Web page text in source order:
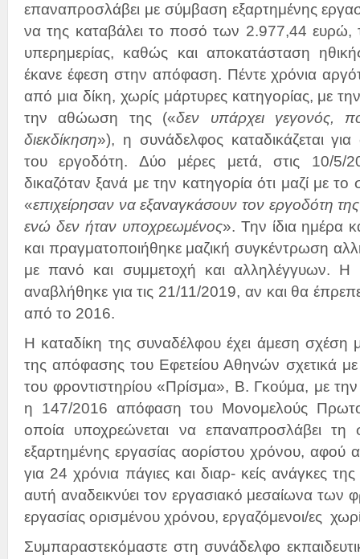
επαναπροσλάβει με σύμβαση εξαρτημένης
να της καταβάλει το ποσό των 2.977,44 ευρώ,
υπερημερίας, καθώς και αποκατάσταση
έκανε έφεση στην απόφαση. Πέντε χρόνια
από μια δίκη, χωρίς μάρτυρες κατηγορίας, με την
την αθώωση της («δεν υπάρχει γεγονός,
διεκδίκηση»), η συνάδελφος καταδικάζεται
του εργοδότη. Δύο μέρες μετά, στις 10/5/
δικαζόταν ξανά με την κατηγορία ότι μαζί με
«επιχείρησαν να εξαναγκάσουν τον εργοδότη
ενώ δεν ήταν υποχρεωμένος». Την ίδια ημέρα
και πραγματοποιήθηκε μαζική συγκέντρωση
με πανό και συμμετοχή και αλληλέγγυων. Η
αναβλήθηκε για τις 21/11/2019, αν και θα
από το 2016.
Η καταδίκη της συναδέλφου έχει άμεση σχέση
της απόφασης του Εφετείου Αθηνών σχετικά με
του φροντιστηρίου «Πρίσμα», Β. Γκούμα, με
η 147/2016 απόφαση του Μονομελούς
οποία υποχρεώνεται να επαναπροσλάβει
εξαρτημένης εργασίας αορίστου χρόνου, αφού
για 24 χρόνια πάγιες και διαρ- κείς ανάγκες
αυτή αναδεικνύει τον εργασιακό μεσαίωνα των
εργασίας ορισμένου χρόνου, εργαζόμενοι/ες
Συμπαραστεκόμαστε στη συνάδελφο